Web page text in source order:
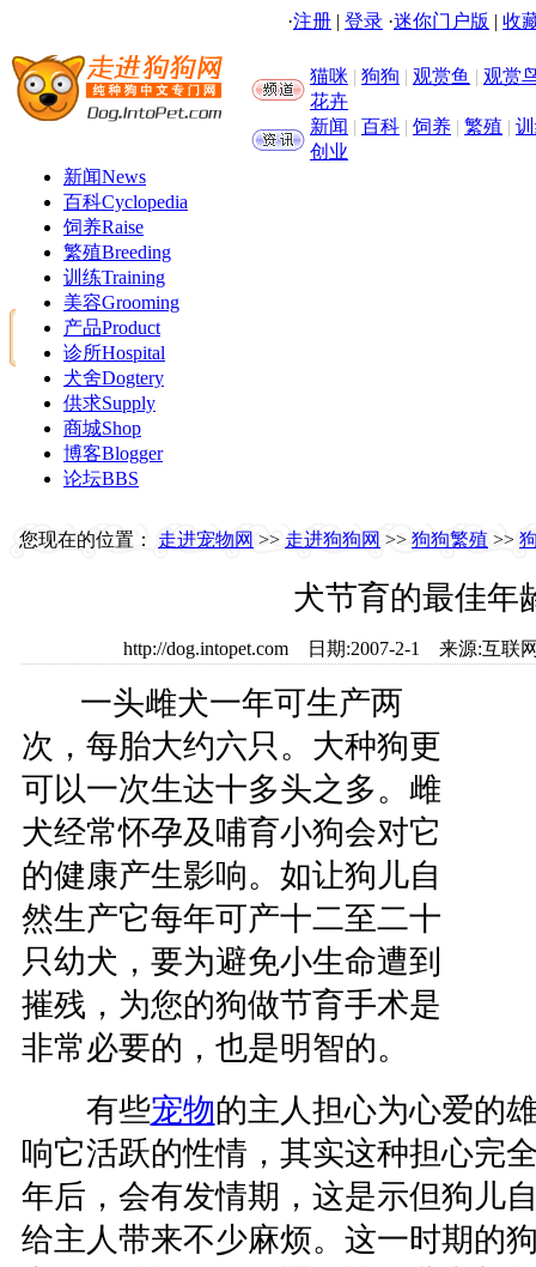
·注册 | 登录 ·迷你门户版 | 收
猫咪 | 狗狗 | 观赏鱼 | 观赏
花卉
新闻 | 百科 | 饲养 | 繁殖 |
创业
新闻News
百科Cyclopedia
饲养Raise
繁殖Breeding
训练Training
美容Grooming
产品Product
诊所Hospital
犬舍Dogtery
供求Supply
商城Shop
博客Blogger
论坛BBS
您现在的位置： 走进宠物网 >> 走进狗狗网 >> 狗狗繁殖 >>
犬节育的最佳年
http://dog.intopet.com 日期:2007-2-1 来源:互
一头雌犬一年可生产两
次，每胎大约六只。大种狗更
可以一次生达十多头之多。雌
犬经常怀孕及哺育小狗会对它
的健康产生影响。如让狗儿自
然生产它每年可产十二至二十
只幼犬，要为避免小生命遭到
摧残，为您的狗做节育手术是
非常必要的，也是明智的。
有些宠物的主人担心为心爱的
响它活跃的性情，其实这种担心完
年后，会有发情期，这是示但狗儿
给主人带来不少麻烦。这一时期的